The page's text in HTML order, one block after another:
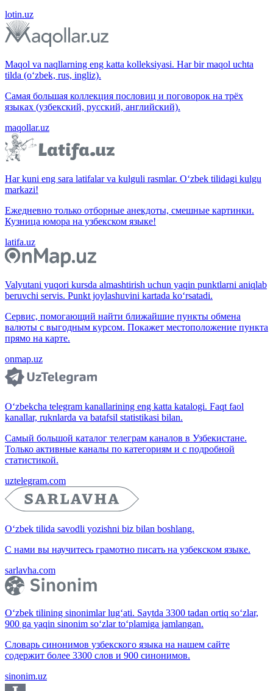
lotin.uz
Maqol va naqllarning eng katta kolleksiyasi. Har bir maqol uchta
tilda (o‘zbek, rus, ingliz).
Самая большая коллекция пословиц и поговорок на трёх
языках (узбекский, русский, английский).
maqollar.uz
Har kuni eng sara latifalar va kulguli rasmlar. O‘zbek tilidagi kulgu
markazi!
Ежедневно только отборные анекдоты, смешные картинки.
Кузница юмора на узбекском языке!
latifa.uz
Valyutani yuqori kursda almashtirish uchun yaqin punktlarni aniqlab
beruvchi servis. Punkt joylashuvini kartada ko‘rsatadi.
Сервис, помогающий найти ближайшие пункты обмена
валюты с выгодным курсом. Покажет местоположение пункта
прямо на карте.
onmap.uz
O‘zbekcha telegram kanallarining eng katta katalogi. Faqt faol
kanallar, ruknlarda va batafsil statistikasi bilan.
Самый большой каталог телеграм каналов в Узбекистане.
Только активные каналы по категориям и с подробной
статистикой.
uztelegram.com
O‘zbek tilida savodli yozishni biz bilan boshlang.
С нами вы научитесь грамотно писать на узбекском языке.
sarlavha.com
O‘zbek tilining sinonimlar lug‘ati. Saytda 3300 tadan ortiq so‘zlar,
900 ga yaqin sinonim so‘zlar to‘plamiga jamlangan.
Словарь синонимов узбекского языка на нашем сайте
содержит более 3300 слов и 900 синонимов.
sinonim.uz